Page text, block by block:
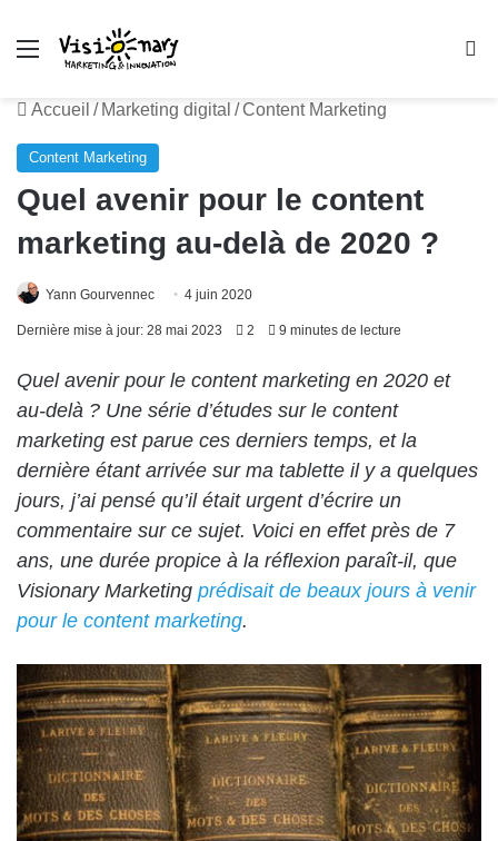
Menu
Accueil / Marketing digital /Content Marketing
Content Marketing
Quel avenir pour le content
marketing au-delà de 2020 ?
Yann Gourvennec 4 juin 2020
Dernière mise à jour: 28 mai 2023 2 9 minutes de lecture
Quel avenir pour le content marketing en 2020 et
au-delà ? Une série d’études sur le content
marketing est parue ces derniers temps, et la
dernière étant arrivée sur ma tablette il y a quelques
jours, j’ai pensé qu’il était urgent d’écrire un
commentaire sur ce sujet. Voici en effet près de 7
ans, une durée propice à la réflexion paraît-il, que
Visionary Marketing prédisait de beaux jours à venir
pour le content marketing.